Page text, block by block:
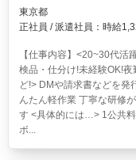
東京都
正社員 / 派遣社員：時給
【仕事内容】<20~30代活
検品・仕分け!未経験OK!
ど!> DMや請求書などを発
んたん軽作業 丁寧な研修
す <具体的には…> 1公共
ボ...